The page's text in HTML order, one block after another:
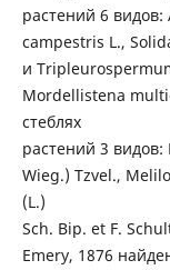
растений 6
campestris L.,
и
Mordellistena
стеблях
растений 3
Wieg.) Tzvel.,
(L.)
Sch. Bip. et F.
Emery, 1876